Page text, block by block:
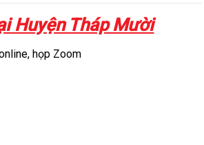
Huyện Tháp Mười
họp Zoom